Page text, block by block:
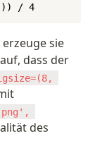
/ 4
sie
dass der
des